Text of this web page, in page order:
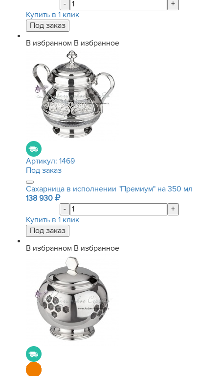
-
+
Купить в 1 клик
В избранном В избранное
Артикул: 1469
Под заказ
Сахарница в исполнении "Премиум" на 350 мл
138 930
-
+
Купить в 1 клик
В избранном В избранное